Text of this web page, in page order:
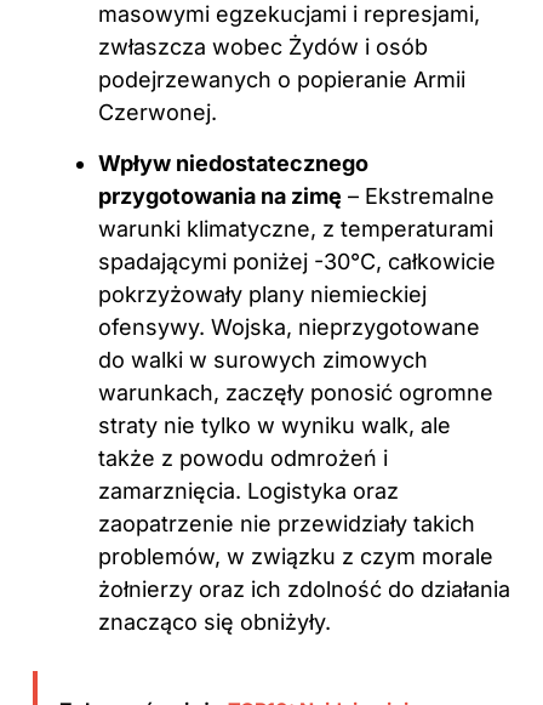
masowymi egzekucjami i represjami,
zwłaszcza wobec Żydów i osób
podejrzewanych o popieranie Armii
Czerwonej.
Wpływ niedostatecznego
przygotowania na zimę – Ekstremalne
warunki klimatyczne, z temperaturami
spadającymi poniżej -30°C, całkowicie
pokrzyżowały plany niemieckiej
ofensywy. Wojska, nieprzygotowane
do walki w surowych zimowych
warunkach, zaczęły ponosić ogromne
straty nie tylko w wyniku walk, ale
także z powodu odmrożeń i
zamarznięcia. Logistyka oraz
zaopatrzenie nie przewidziały takich
problemów, w związku z czym morale
żołnierzy oraz ich zdolność do działania
znacząco się obniżyły.